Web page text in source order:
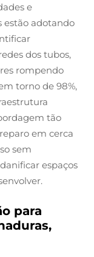
e
estão adotando
dos tubos,
rompendo
torno de 98%,
tão
em cerca
sem
espaços
para